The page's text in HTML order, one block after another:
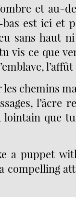
et au-
bas est ici et
sans haut
vis ce que
chemins
l’âcre
lointain que
a puppet
compelling